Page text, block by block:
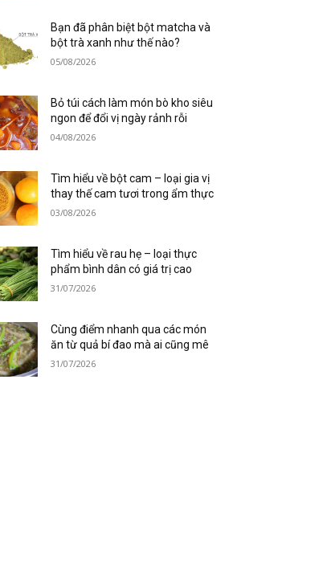
Bạn đã phân biệt bột matcha và
bột trà xanh như thế nào?
05/08/2026
Bỏ túi cách làm món bò kho siêu
ngon để đổi vị ngày rảnh rỗi
04/08/2026
Tìm hiểu về bột cam – loại gia vị
thay thế cam tươi trong ẩm thực
03/08/2026
Tìm hiểu về rau hẹ – loại thực
phẩm bình dân có giá trị cao
31/07/2026
Cùng điểm nhanh qua các món
ăn từ quả bí đao mà ai cũng mê
31/07/2026